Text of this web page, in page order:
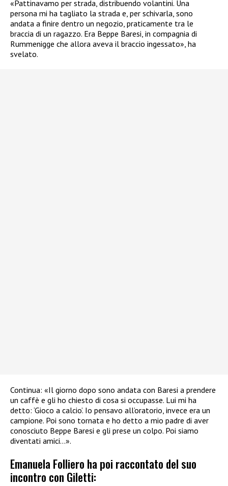
«Pattinavamo per strada, distribuendo volantini. Una
persona mi ha tagliato la strada e, per schivarla, sono
andata a finire dentro un negozio, praticamente tra le
braccia di un ragazzo. Era Beppe Baresi, in compagnia di
Rummenigge che allora aveva il braccio ingessato», ha
svelato.
Continua: «Il giorno dopo sono andata con Baresi a prendere
un caffè e gli ho chiesto di cosa si occupasse. Lui mi ha
detto: ‘Gioco a calcio’. Io pensavo all’oratorio, invece era un
campione. Poi sono tornata e ho detto a mio padre di aver
conosciuto Beppe Baresi e gli prese un colpo. Poi siamo
diventati amici…».
Emanuela Folliero ha poi raccontato del suo
incontro con Giletti: